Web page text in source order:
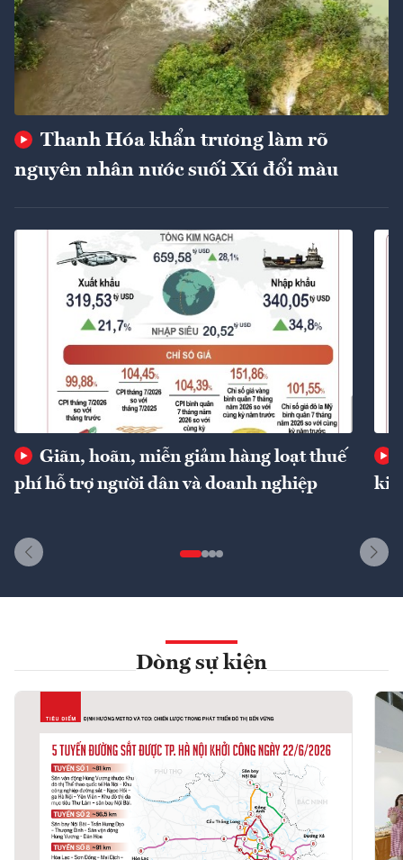
Thanh Hóa khẩn trương làm rõ
nguyên nhân nước suối Xú đổi màu
Giãn, hoãn, miễn giảm hàng loạt thuế
phí hỗ trợ người dân và doanh nghiệp
Dòng sự kiện